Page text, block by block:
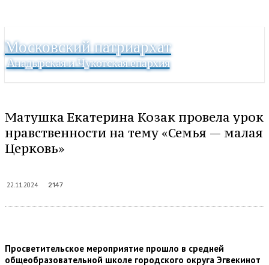
Московский патриархат
Анадырская и Чукотская епархия
Матушка Екатерина Козак провела урок
нравственности на тему «Семья — малая
Церковь»
22.11.2024 2147
Просветительское мероприятие прошло в средней
общеобразовательной школе городского округа Эгвекинот